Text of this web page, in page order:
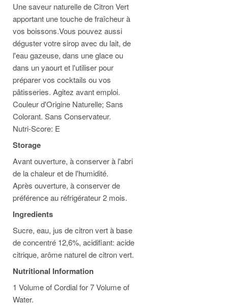
Une saveur naturelle de Citron Vert
apportant une touche de fraîcheur à
vos boissons.Vous pouvez aussi
déguster votre sirop avec du lait, de
l'eau gazeuse, dans une glace ou
dans un yaourt et l'utiliser pour
préparer vos cocktails ou vos
pâtisseries. Agitez avant emploi.
Couleur d'Origine Naturelle; Sans
Colorant. Sans Conservateur.
Nutri-Score: E
Storage
Avant ouverture, à conserver à l'abri
de la chaleur et de l'humidité.
Après ouverture, à conserver de
préférence au réfrigérateur 2 mois.
Ingredients
Sucre, eau, jus de citron vert à base
de concentré 12,6%, acidifiant: acide
citrique, arôme naturel de citron vert.
Nutritional Information
1 Volume of Cordial for 7 Volume of
Water.